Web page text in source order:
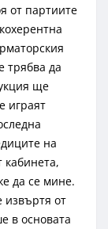
от партиите
трябва да
ще
играят
на
кабинета,
да се мине.
извъртя от
в основата